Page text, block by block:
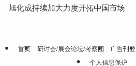
旭化成持续加大力度开拓中国市场
首页 研讨会/展会论坛/考察团 广告刊登
个人信息保护